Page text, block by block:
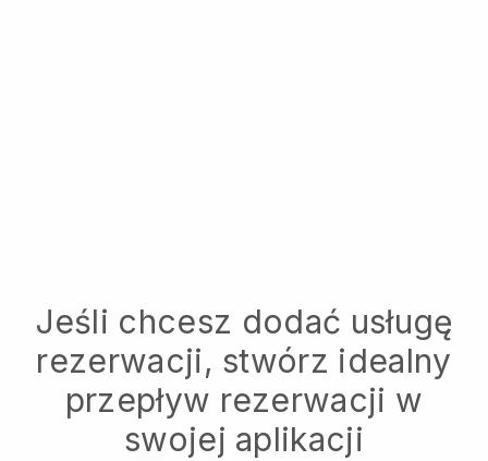
Jeśli chcesz dodać usługę
rezerwacji, stwórz idealny
przepływ rezerwacji w
swojej aplikacji